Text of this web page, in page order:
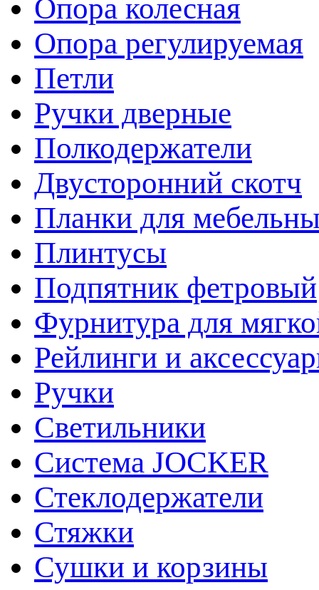
Опора колесная
Опора регулируемая
Петли
Ручки дверные
Полкодержатели
Двусторонний скотч
Планки для
Плинтусы
Подпятник фетровый
Фурнитура для
Рейлинги и
Ручки
Светильники
Система JOCKER
Стеклодержатели
Стяжки
Сушки и корзины